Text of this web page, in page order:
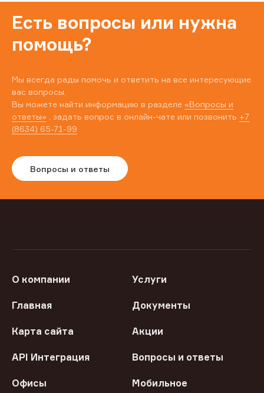
Есть вопросы или нужна
помощь?
Мы всегда рады помочь и ответить на все интересующие
вас вопросы.
Вы можете найти информацию в разделе «Вопросы и
ответы» , задать вопрос в онлайн-чате или позвонить +7
(8634) 65-71-99
Вопросы и ответы
О компании Услуги
Главная Документы
Карта сайта Акции
API Интеграция Вопросы и ответы
Офисы
Мобильное